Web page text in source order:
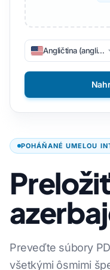
POHÁŇANÉ UMELOU
Preveďte súbory
všetkými ôsmimi
Angličtina